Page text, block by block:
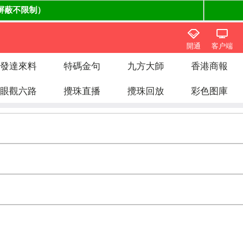
客户端
開通
發達來料 特碼金句 九方大師 香港商報
眼觀六路 攪珠直播 攪珠回放 彩色图庫